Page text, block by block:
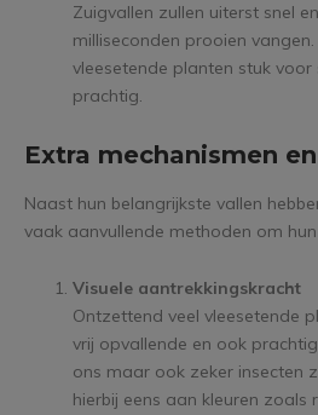
Zuigvallen zullen uiterst snel
milliseconden prooien
vleesetende planten stuk voor
prachtig.
Extra mechanismen
Naast hun belangrijkste vallen
vaak aanvullende methoden om
Visuele aantrekkingskracht
Ontzettend veel vleesetende
vrij opvallende en ook
ons maar ook zeker insecten
hierbij eens aan kleuren zoals